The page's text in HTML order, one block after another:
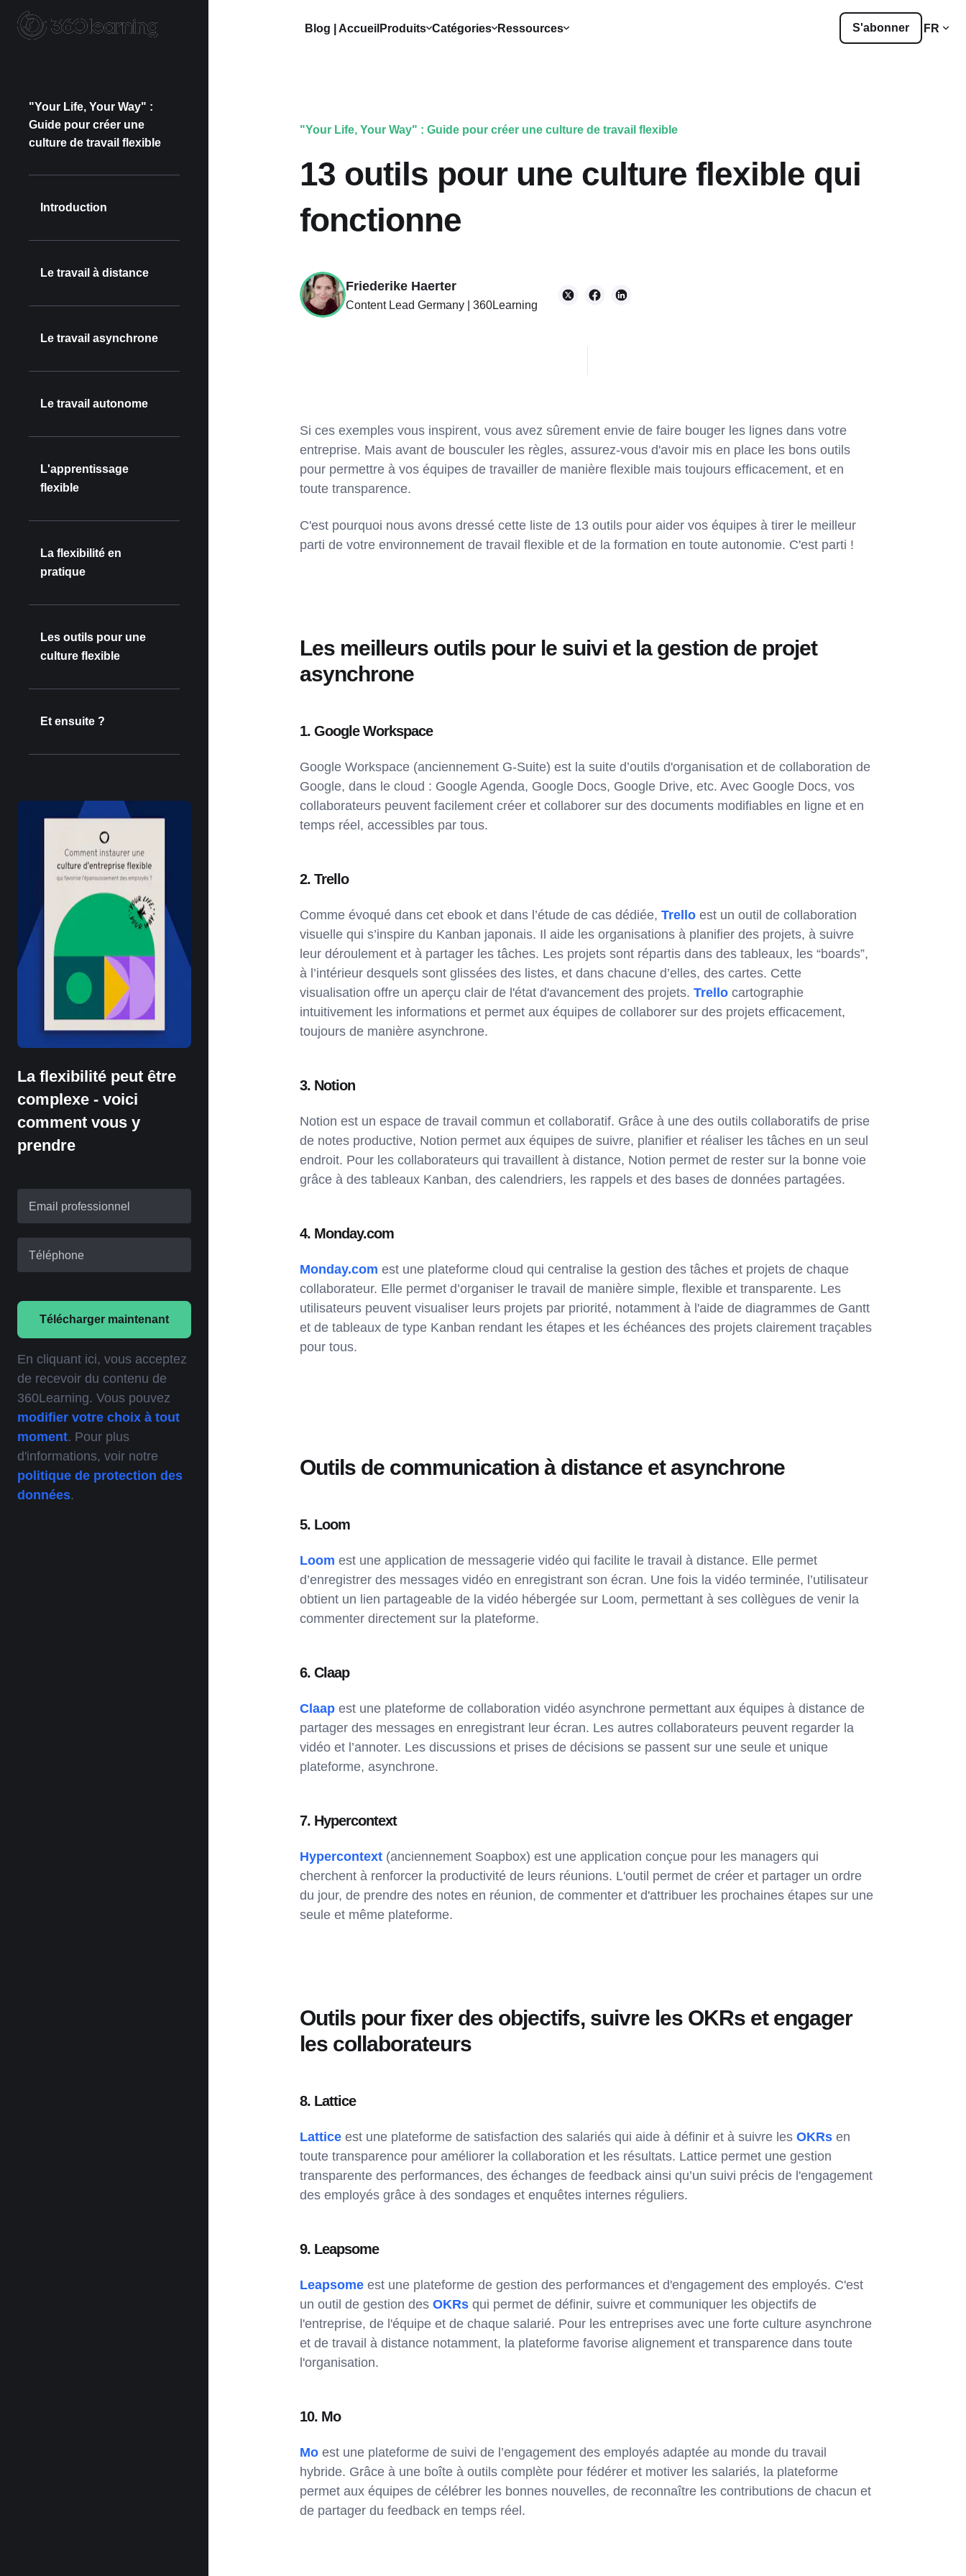
Blog | Accueil Produits Catégories Ressources S'abonner FR
"Your Life, Your Way" :
Guide pour créer une
culture de travail flexible
Introduction
Le travail à distance
Le travail asynchrone
Le travail autonome
L'apprentissage
flexible
La flexibilité en
pratique
Les outils pour une
culture flexible
Et ensuite ?
La flexibilité peut être
complexe - voici
comment vous y
prendre
Email professionnel
Téléphone
Télécharger maintenant
En cliquant ici, vous acceptez
de recevoir du contenu de
360Learning. Vous pouvez
modifier votre choix à tout
moment. Pour plus
d'informations, voir notre
politique de protection des
données.
"Your Life, Your Way" : Guide pour créer une culture de travail flexible
13 outils pour une culture flexible qui
fonctionne
Friederike Haerter
Content Lead Germany | 360Learning
Si ces exemples vous inspirent, vous avez sûrement envie de faire bouger les lignes dans votre
entreprise. Mais avant de bousculer les règles, assurez-vous d'avoir mis en place les bons outils
pour permettre à vos équipes de travailler de manière flexible mais toujours efficacement, et en
toute transparence.
C'est pourquoi nous avons dressé cette liste de 13 outils pour aider vos équipes à tirer le meilleur
parti de votre environnement de travail flexible et de la formation en toute autonomie. C'est parti !
Les meilleurs outils pour le suivi et la gestion de projet
asynchrone
1. Google Workspace
Google Workspace (anciennement G-Suite) est la suite d’outils d'organisation et de collaboration de
Google, dans le cloud : Google Agenda, Google Docs, Google Drive, etc. Avec Google Docs, vos
collaborateurs peuvent facilement créer et collaborer sur des documents modifiables en ligne et en
temps réel, accessibles par tous.
2. Trello
Comme évoqué dans cet ebook et dans l’étude de cas dédiée, Trello est un outil de collaboration
visuelle qui s’inspire du Kanban japonais. Il aide les organisations à planifier des projets, à suivre
leur déroulement et à partager les tâches. Les projets sont répartis dans des tableaux, les “boards”,
à l’intérieur desquels sont glissées des listes, et dans chacune d’elles, des cartes. Cette
visualisation offre un aperçu clair de l'état d'avancement des projets. Trello cartographie
intuitivement les informations et permet aux équipes de collaborer sur des projets efficacement,
toujours de manière asynchrone.
3. Notion
Notion est un espace de travail commun et collaboratif. Grâce à une des outils collaboratifs de prise
de notes productive, Notion permet aux équipes de suivre, planifier et réaliser les tâches en un seul
endroit. Pour les collaborateurs qui travaillent à distance, Notion permet de rester sur la bonne voie
grâce à des tableaux Kanban, des calendriers, les rappels et des bases de données partagées.
4. Monday.com
Monday.com est une plateforme cloud qui centralise la gestion des tâches et projets de chaque
collaborateur. Elle permet d’organiser le travail de manière simple, flexible et transparente. Les
utilisateurs peuvent visualiser leurs projets par priorité, notamment à l'aide de diagrammes de Gantt
et de tableaux de type Kanban rendant les étapes et les échéances des projets clairement traçables
pour tous.
Outils de communication à distance et asynchrone
5. Loom
Loom est une application de messagerie vidéo qui facilite le travail à distance. Elle permet
d’enregistrer des messages vidéo en enregistrant son écran. Une fois la vidéo terminée, l’utilisateur
obtient un lien partageable de la vidéo hébergée sur Loom, permettant à ses collègues de venir la
commenter directement sur la plateforme.
6. Claap
Claap est une plateforme de collaboration vidéo asynchrone permettant aux équipes à distance de
partager des messages en enregistrant leur écran. Les autres collaborateurs peuvent regarder la
vidéo et l’annoter. Les discussions et prises de décisions se passent sur une seule et unique
plateforme, asynchrone.
7. Hypercontext
Hypercontext (anciennement Soapbox) est une application conçue pour les managers qui
cherchent à renforcer la productivité de leurs réunions. L'outil permet de créer et partager un ordre
du jour, de prendre des notes en réunion, de commenter et d'attribuer les prochaines étapes sur une
seule et même plateforme.
Outils pour fixer des objectifs, suivre les OKRs et engager
les collaborateurs
8. Lattice
Lattice est une plateforme de satisfaction des salariés qui aide à définir et à suivre les OKRs en
toute transparence pour améliorer la collaboration et les résultats. Lattice permet une gestion
transparente des performances, des échanges de feedback ainsi qu’un suivi précis de l'engagement
des employés grâce à des sondages et enquêtes internes réguliers.
9. Leapsome
Leapsome est une plateforme de gestion des performances et d'engagement des employés. C'est
un outil de gestion des OKRs qui permet de définir, suivre et communiquer les objectifs de
l'entreprise, de l'équipe et de chaque salarié. Pour les entreprises avec une forte culture asynchrone
et de travail à distance notamment, la plateforme favorise alignement et transparence dans toute
l'organisation.
10. Mo
Mo est une plateforme de suivi de l’engagement des employés adaptée au monde du travail
hybride. Grâce à une boîte à outils complète pour fédérer et motiver les salariés, la plateforme
permet aux équipes de célébrer les bonnes nouvelles, de reconnaître les contributions de chacun et
de partager du feedback en temps réel.